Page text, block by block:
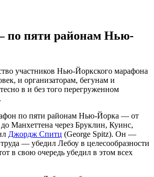
по пяти районам Нью-
участников Нью-Йоркского марафона
и организаторам, бегунам и
в и без того перегруженном
по пяти районам Нью-Йорка — от
Манхеттена через Бруклин, Куинс,
Джордж Спитц (George Spitz). Он —
труда — убедил Лебоу в целесообразности
в свою очередь убедил в этом всех